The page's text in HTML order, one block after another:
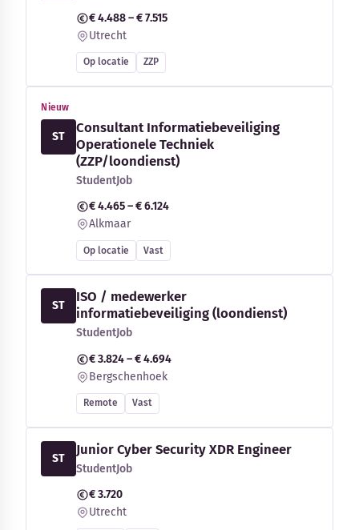
€ 4.488 – € 7.515
Utrecht
Op locatie ZZP
Nieuw
ST
Consultant Informatiebeveiliging
Operationele Techniek
(ZZP/loondienst)
StudentJob
€ 4.465 – € 6.124
Alkmaar
Op locatie Vast
ST
ISO / medewerker
informatiebeveiliging (loondienst)
StudentJob
€ 3.824 – € 4.694
Bergschenhoek
Remote Vast
ST
Junior Cyber Security XDR Engineer
StudentJob
€ 3.720
Utrecht